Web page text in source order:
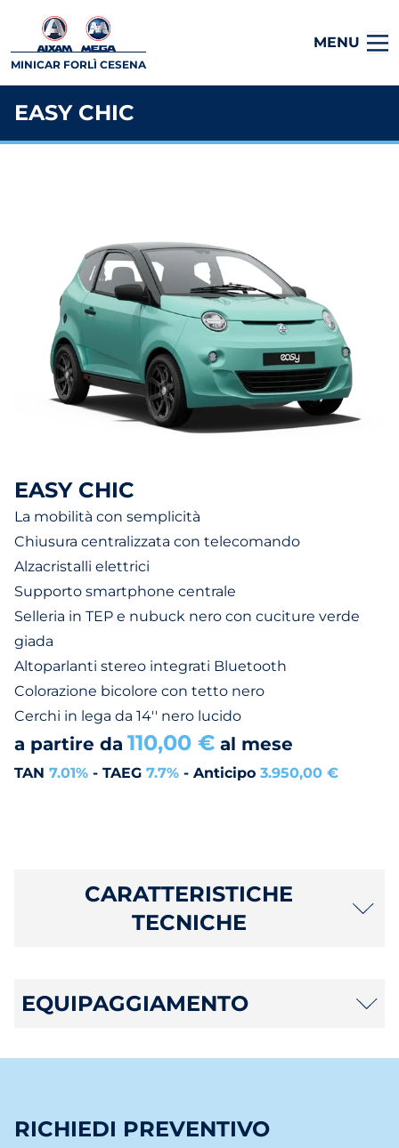
MINICAR FORLÌ CESENA
MENU
EASY CHIC
EASY CHIC
La mobilità con semplicità
Chiusura centralizzata con telecomando
Alzacristalli elettrici
Supporto smartphone centrale
Selleria in TEP e nubuck nero con cuciture verde
giada
Altoparlanti stereo integrati Bluetooth
Colorazione bicolore con tetto nero
Cerchi in lega da 14'' nero lucido
a partire da 110,00 € al mese
TAN 7.01% - TAEG 7.7% - Anticipo 3.950,00 €
CARATTERISTICHE
TECNICHE
EQUIPAGGIAMENTO
RICHIEDI PREVENTIVO